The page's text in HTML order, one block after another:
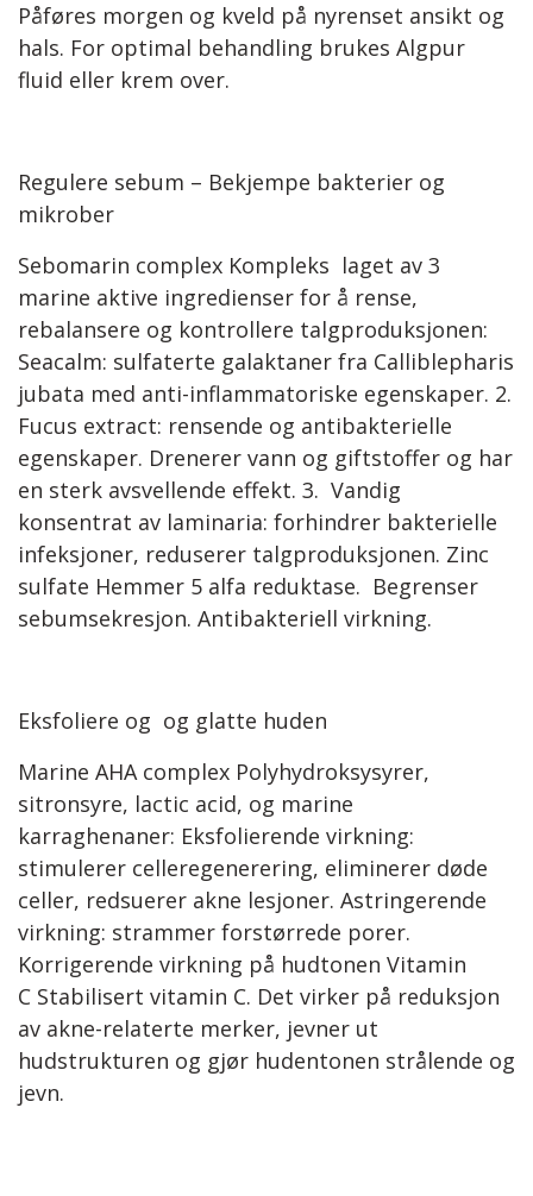
Påføres morgen og kveld på nyrenset ansikt og
hals. For optimal behandling brukes Algpur
fluid eller krem over.
Regulere sebum – Bekjempe bakterier og
mikrober
Sebomarin complex Kompleks laget av 3
marine aktive ingredienser for å rense,
rebalansere og kontrollere talgproduksjonen:
Seacalm: sulfaterte galaktaner fra Calliblepharis
jubata med anti-inflammatoriske egenskaper. 2.
Fucus extract: rensende og antibakterielle
egenskaper. Drenerer vann og giftstoffer og har
en sterk avsvellende effekt. 3. Vandig
konsentrat av laminaria: forhindrer bakterielle
infeksjoner, reduserer talgproduksjonen. Zinc
sulfate Hemmer 5 alfa reduktase. Begrenser
sebumsekresjon. Antibakteriell virkning.
Eksfoliere og og glatte huden
Marine AHA complex Polyhydroksysyrer,
sitronsyre, lactic acid, og marine
karraghenaner: Eksfolierende virkning:
stimulerer celleregenerering, eliminerer døde
celler, redsuerer akne lesjoner. Astringerende
virkning: strammer forstørrede porer.
Korrigerende virkning på hudtonen Vitamin
C Stabilisert vitamin C. Det virker på reduksjon
av akne-relaterte merker, jevner ut
hudstrukturen og gjør hudentonen strålende og
jevn.